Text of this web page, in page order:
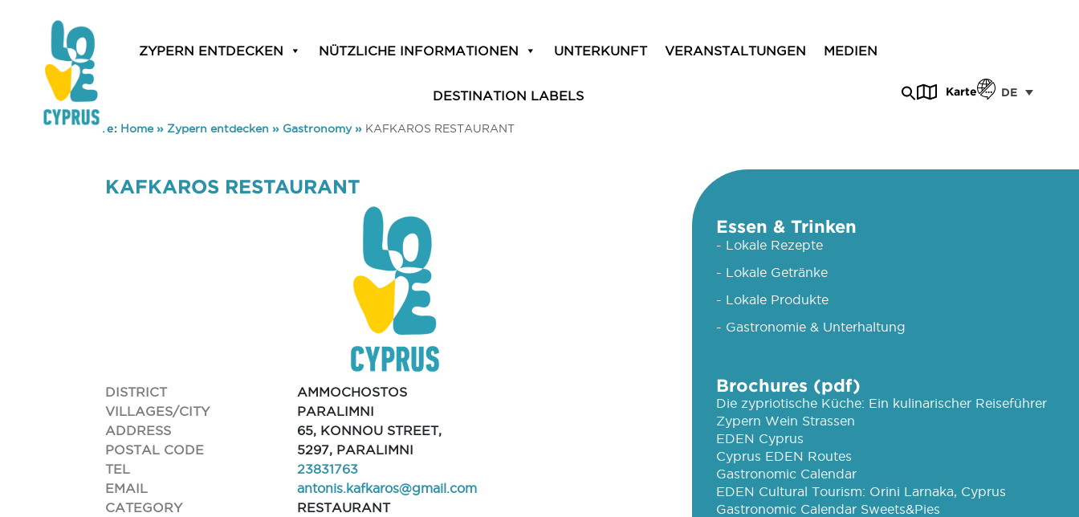
ZYPERN ENTDECKEN NÜTZLICHE INFORMATIONEN UNTERKUNFT VERANSTALTUNGEN MEDIEN
DESTINATION LABELS Karte DE
You are here: Home» Zypern entdecken » Gastronomy» KAFKAROS RESTAURANT
KAFKAROS RESTAURANT
DISTRICT
AMMOCHOSTOS
VILLAGES/CITY
PARALIMNI
ADDRESS
65, KONNOU STREET,
POSTAL CODE
5297, PARALIMNI
TEL
23831763
EMAIL
antonis.kafkaros@gmail.com
CATEGORY
RESTAURANT
Essen & Trinken
- Lokale Rezepte
- Lokale Getränke
- Lokale Produkte
- Gastronomie & Unterhaltung
Brochures (pdf)
Die zypriotische Küche: Ein kulinarischer Reiseführer
Zypern Wein Strassen
EDEN Cyprus
Cyprus EDEN Routes
Gastronomic Calendar
EDEN Cultural Tourism: Orini Larnaka, Cyprus
Gastronomic Calendar Sweets&Pies